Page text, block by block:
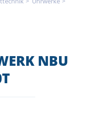
NBU